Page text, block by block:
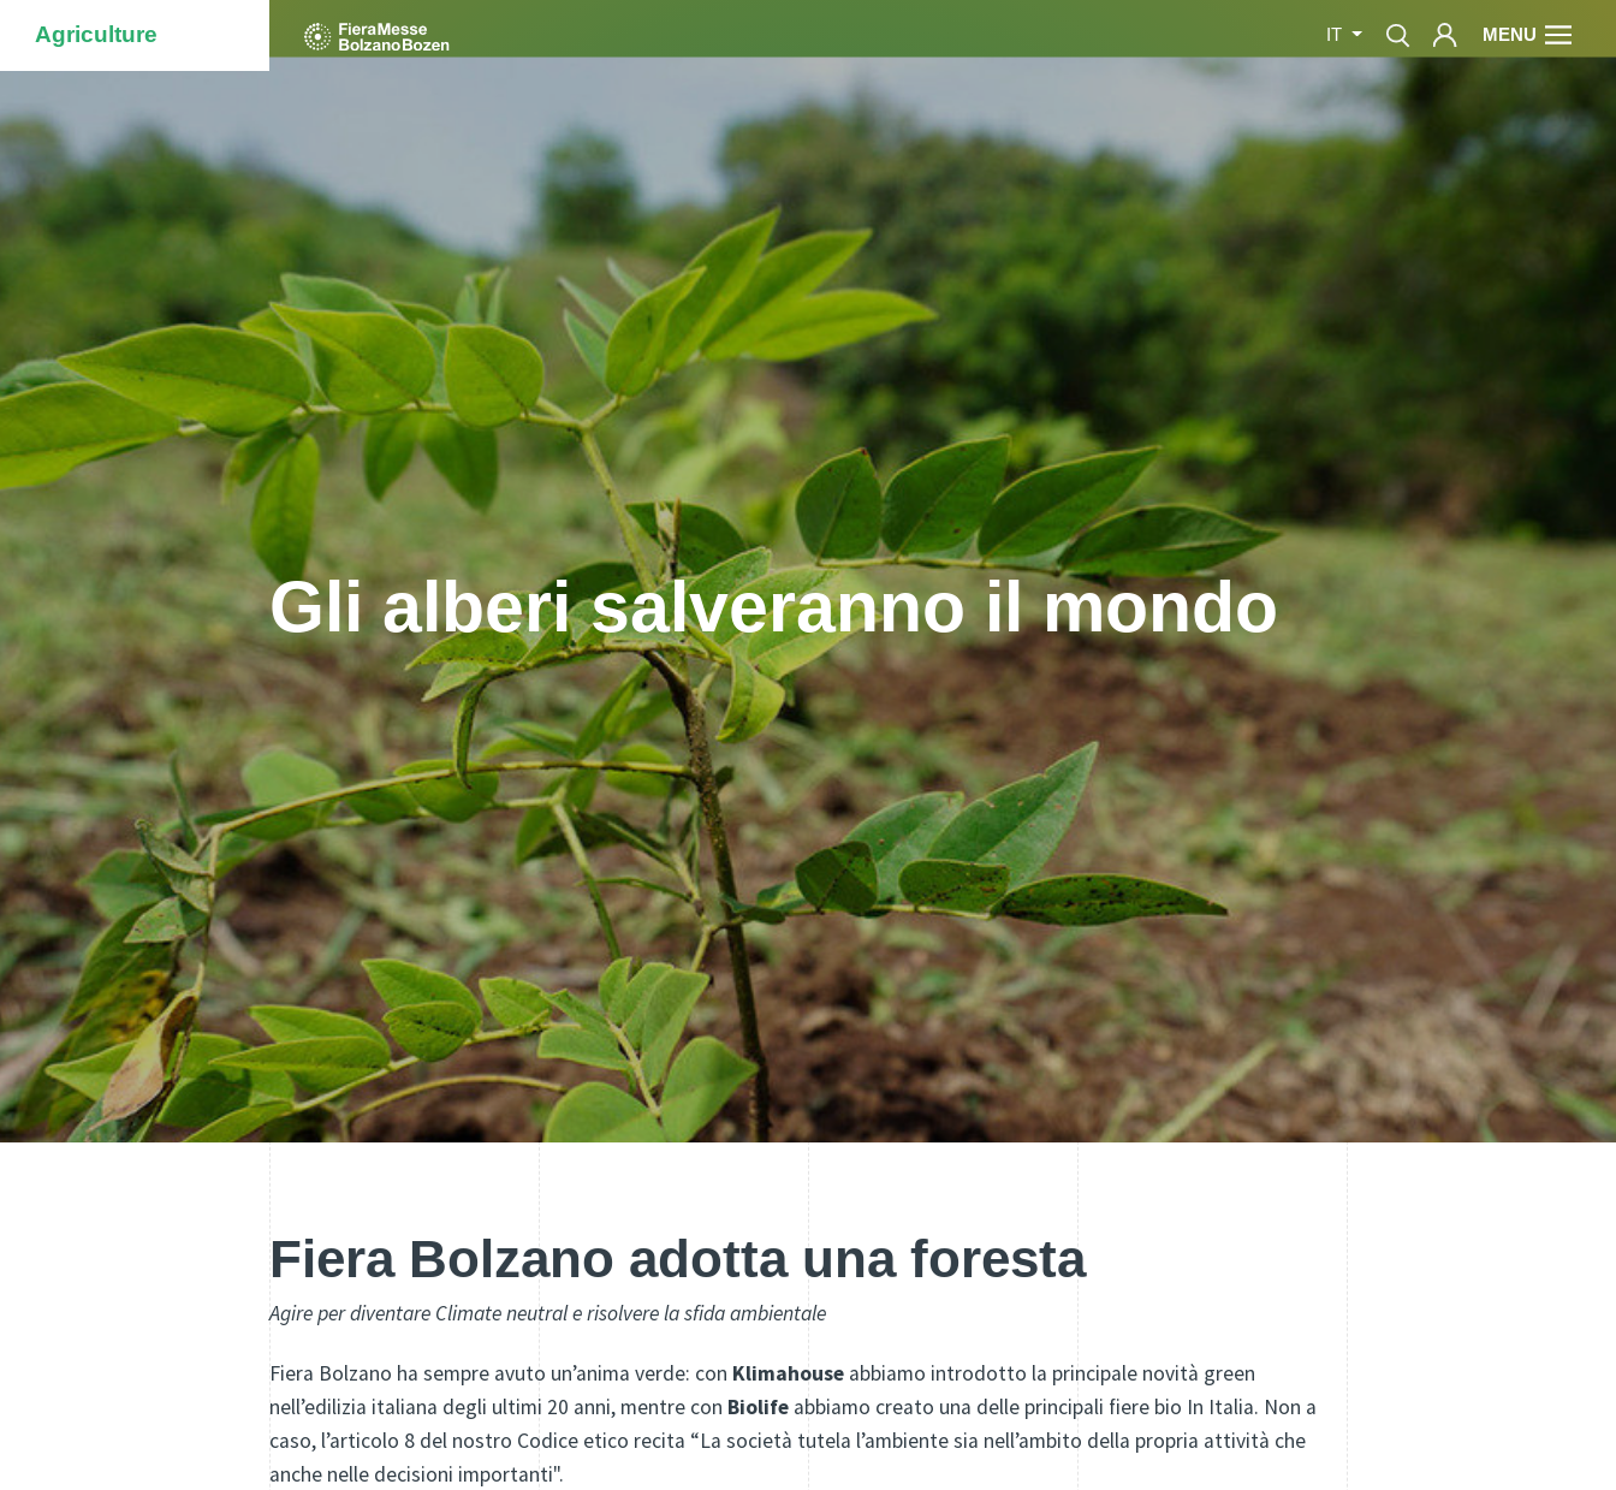
Agriculture IT MENU
Gli alberi salveranno il mondo
Fiera Bolzano adotta una foresta
Agire per diventare Climate neutral e risolvere la sfida ambientale
Fiera Bolzano ha sempre avuto un’anima verde: con Klimahouse abbiamo introdotto la principale novità green
nell’edilizia italiana degli ultimi 20 anni, mentre con Biolife abbiamo creato una delle principali fiere bio In Italia. Non a
caso, l’articolo 8 del nostro Codice etico recita “La società tutela l’ambiente sia nell’ambito della propria attività che
anche nelle decisioni importanti".